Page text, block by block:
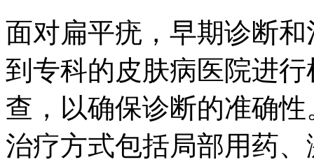
面对扁平疣，早期诊断
到专科的皮肤病医院进
查，以确保诊断的准确
治疗方式包括局部用药